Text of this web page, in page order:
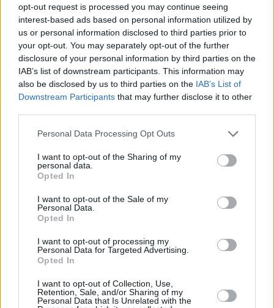
opt-out request is processed you may continue seeing
interest-based ads based on personal information utilized by
us or personal information disclosed to third parties prior to
your opt-out. You may separately opt-out of the further
disclosure of your personal information by third parties on the
IAB’s list of downstream participants. This information may
also be disclosed by us to third parties on the IAB’s List of
Downstream Participants that may further disclose it to other
Personal Data Processing Opt Outs
I want to opt-out of the Sharing of my
personal data.
Opted In
I want to opt-out of the Sale of my
Personal Data.
Opted In
I want to opt-out of processing my
Personal Data for Targeted Advertising.
Opted In
I want to opt-out of Collection, Use,
Retention, Sale, and/or Sharing of my
Personal Data that Is Unrelated with the
Refescar
Enviar
JComments
Bustamante,
Muchachito
y el festival La
Tiñosa & Más